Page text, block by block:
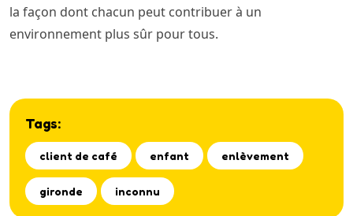
la façon dont chacun peut contribuer à un
environnement plus sûr pour tous.
Tags:
client de café enfant enlèvement
gironde inconnu